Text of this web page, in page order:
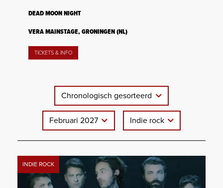
DEAD MOON NIGHT
VERA MAINSTAGE, GRONINGEN (NL)
TICKETS & INFO
Chronologisch gesorteerd
Februari 2027 Indie rock
INDIE ROCK